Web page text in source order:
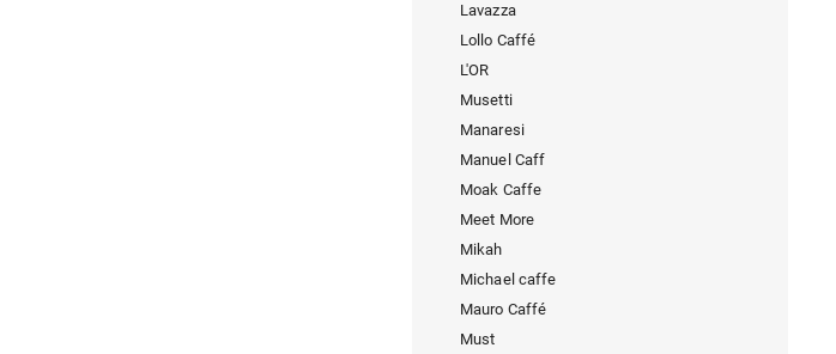
Lavazza
Lollo Caffé
L'OR
Musetti
Manaresi
Manuel Caff
Moak Caffe
Meet More
Mikah
Michael caffe
Mauro Caffé
Must